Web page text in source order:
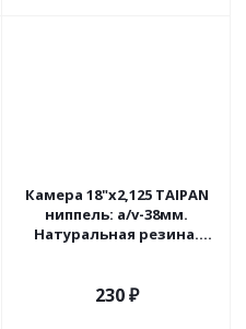
Камера 18"х2,125 TAIPAN
ниппель: a/v-38мм.
Натуральная резина.
230₽